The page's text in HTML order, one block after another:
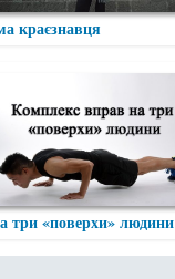
краєзнавця
три «поверхи» людини